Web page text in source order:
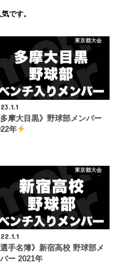
です。
東京都大会
多摩大目黒》野球部メンバー
年
東京都大会
選手名簿》新宿高校 野球部メ
ー 2021年